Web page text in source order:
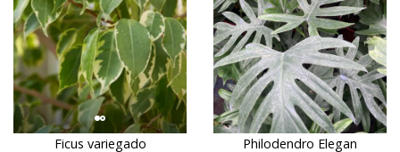
Ficus variegado
Philodendro Elegan